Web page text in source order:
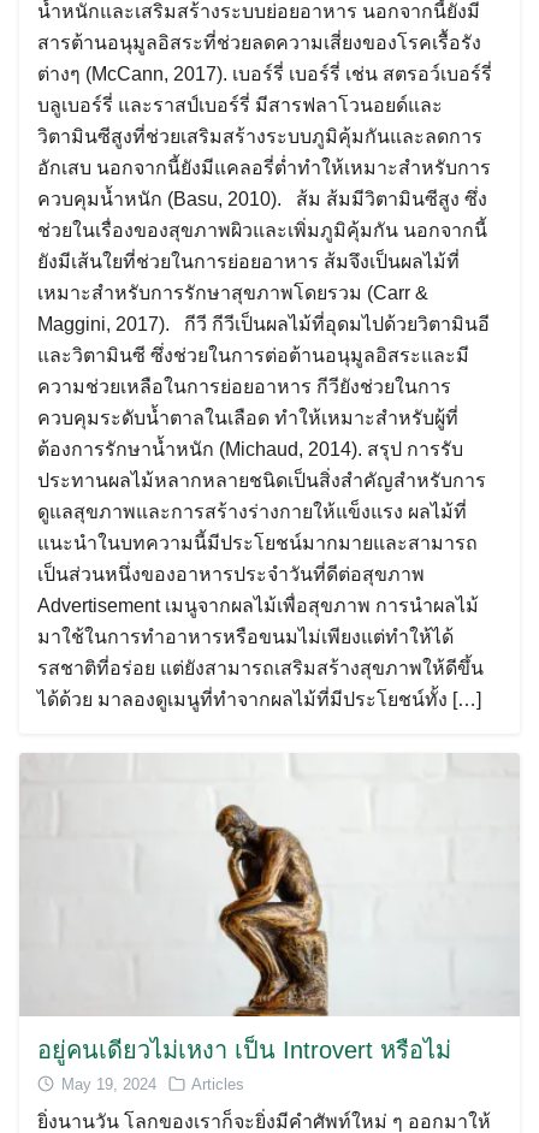
น้ำหนักและเสริมสร้างระบบย่อยอาหาร นอกจากนี้ยังมี
สารต้านอนุมูลอิสระที่ช่วยลดความเสี่ยงของโรคเรื้อรัง
ต่างๆ (McCann, 2017). เบอร์รี่ เบอร์รี่ เช่น สตรอว์เบอร์รี่
บลูเบอร์รี่ และราสป์เบอร์รี่ มีสารฟลาโวนอยด์และ
วิตามินซีสูงที่ช่วยเสริมสร้างระบบภูมิคุ้มกันและลดการ
อักเสบ นอกจากนี้ยังมีแคลอรี่ต่ำทำให้เหมาะสำหรับการ
ควบคุมน้ำหนัก (Basu, 2010). ส้ม ส้มมีวิตามินซีสูง ซึ่ง
ช่วยในเรื่องของสุขภาพผิวและเพิ่มภูมิคุ้มกัน นอกจากนี้
ยังมีเส้นใยที่ช่วยในการย่อยอาหาร ส้มจึงเป็นผลไม้ที่
เหมาะสำหรับการรักษาสุขภาพโดยรวม (Carr &
Maggini, 2017). กีวี กีวีเป็นผลไม้ที่อุดมไปด้วยวิตามินอี
และวิตามินซี ซึ่งช่วยในการต่อต้านอนุมูลอิสระและมี
ความช่วยเหลือในการย่อยอาหาร กีวียังช่วยในการ
ควบคุมระดับน้ำตาลในเลือด ทำให้เหมาะสำหรับผู้ที่
ต้องการรักษาน้ำหนัก (Michaud, 2014). สรุป การรับ
ประทานผลไม้หลากหลายชนิดเป็นสิ่งสำคัญสำหรับการ
ดูแลสุขภาพและการสร้างร่างกายให้แข็งแรง ผลไม้ที่
แนะนำในบทความนี้มีประโยชน์มากมายและสามารถ
เป็นส่วนหนึ่งของอาหารประจำวันที่ดีต่อสุขภาพ
Advertisement เมนูจากผลไม้เพื่อสุขภาพ การนำผลไม้
มาใช้ในการทำอาหารหรือขนมไม่เพียงแต่ทำให้ได้
รสชาติที่อร่อย แต่ยังสามารถเสริมสร้างสุขภาพให้ดีขึ้น
ได้ด้วย มาลองดูเมนูที่ทำจากผลไม้ที่มีประโยชน์ทั้ง […]
อยู่คนเดียวไม่เหงา เป็น Introvert หรือไม่
May 19, 2024 Articles
ยิ่งนานวัน โลกของเราก็จะยิ่งมีคำศัพท์ใหม่ ๆ ออกมาให้